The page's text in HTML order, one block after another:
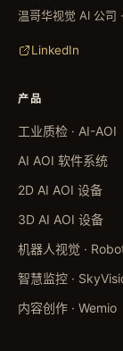
温哥华视觉 AI 公司
LinkedIn
产品
工业质检 · AI-AOI
AI AOI 软件系统
2D AI AOI 设备
3D AI AOI 设备
机器人视觉 ·
智慧监控 ·
内容创作 · Wemio